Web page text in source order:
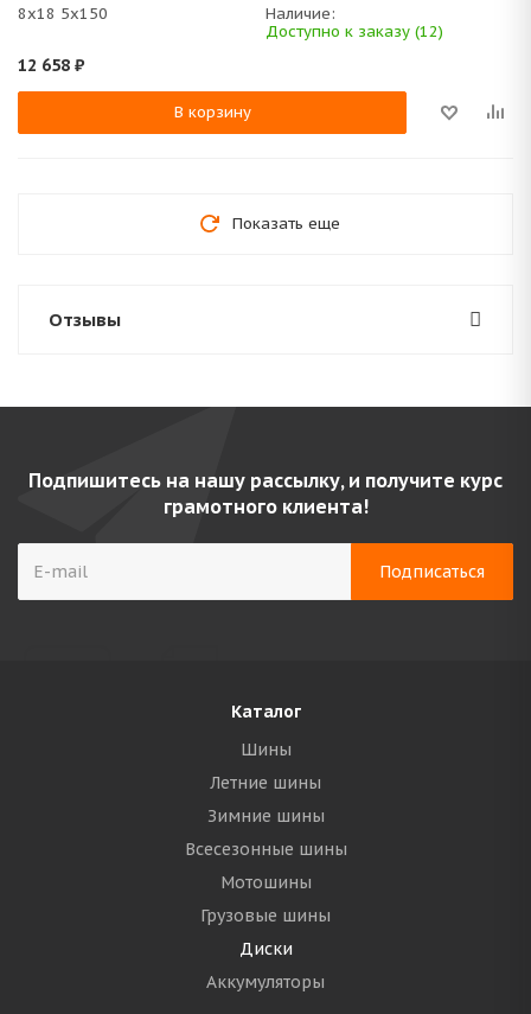
8x18 5x150
Наличие:
Доступно к заказу (12)
12 658 ₽
В корзину
Показать еще
Отзывы
Подпишитесь на нашу рассылку, и получите курс
грамотного клиента!
Каталог
Шины
Летние шины
Зимние шины
Всесезонные шины
Мотошины
Грузовые шины
Диски
Аккумуляторы